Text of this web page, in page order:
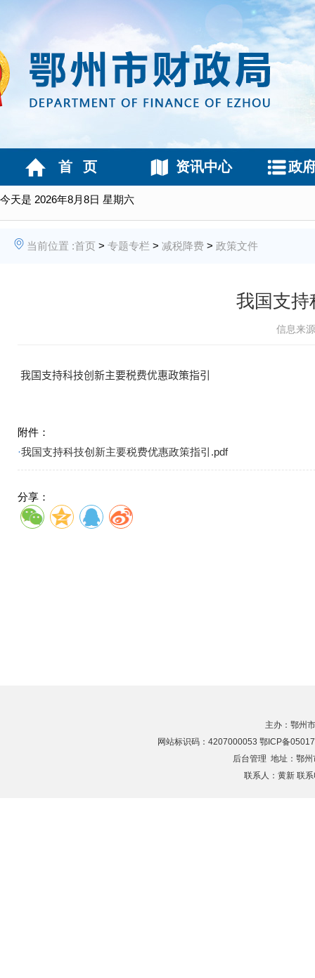
今天是 2026年8月8日 星期六
首 页 资讯中心 政
当前位置 :首页 > 专题专栏 > 减税降费 > 政策文件
我国支持
信息来
我国支持科技创新主要税费优惠政策指引
附件：
·我国支持科技创新主要税费优惠政策指引.pdf
分享：
主办：鄂州
网站标识码：4207000053 鄂ICP备
后台管理 地址：鄂
联系人：黄新 联